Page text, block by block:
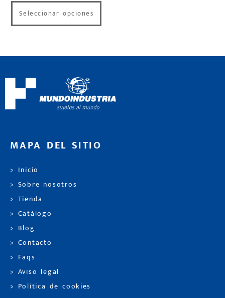
Seleccionar opciones
MAPA DEL SITIO
> Inicio
> Sobre nosotros
> Tienda
> Catálogo
> Blog
> Contacto
> Faqs
> Aviso legal
> Política de cookies